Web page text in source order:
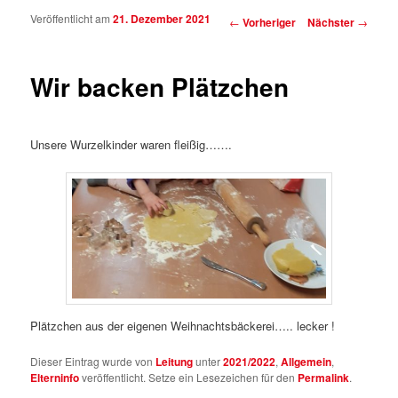
Beitragsnavigation
← Vorheriger Nächster →
Wir backen Plätzchen
Veröffentlicht am21. Dezember 2021
Unsere Wurzelkinder waren fleißig…….
Plätzchen aus der eigenen Weihnachtsbäckerei….. lecker !
Dieser Eintrag wurde von Leitungunter2021/2022,Allgemein,
Elterninfoveröffentlicht. Setze ein Lesezeichen für den Permalink.